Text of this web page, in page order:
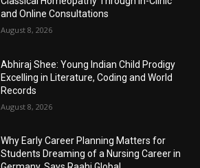
and Online Consultations
August 8, 2026
Abhiraj Shee: Young Indian Child Prodigy
Excelling in Literature, Coding and World
Records
August 8, 2026
Why Early Career Planning Matters for
Students Dreaming of a Nursing Career in